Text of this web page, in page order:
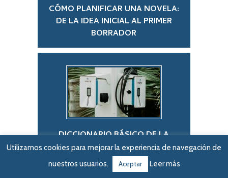
CÓMO PLANIFICAR UNA NOVELA:
DE LA IDEA INICIAL AL PRIMER
BORRADOR
DICCIONARIO BÁSICO DE LA
RECARGA DEL COCHE ELÉCTRICO
PARA PRINCIPIANTES
Utilizamos cookies para mejorar la experiencia de navegación de
nuestros usuarios.
Aceptar Leer más